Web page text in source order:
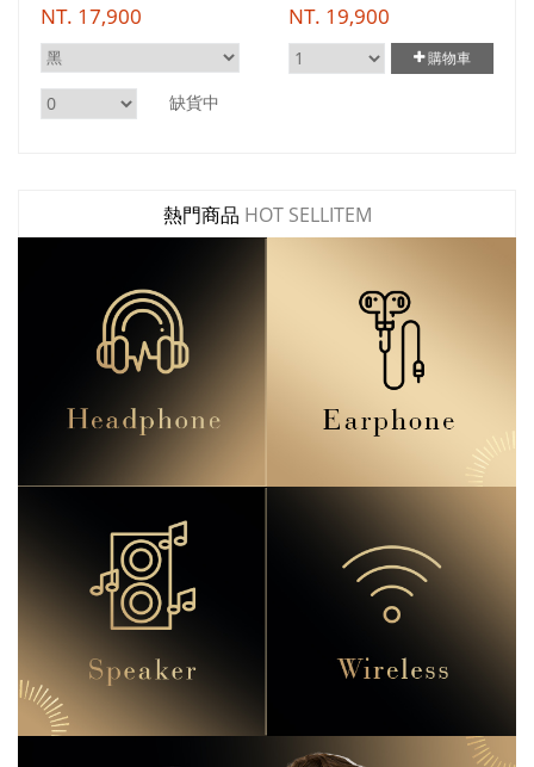
NT. 17,900
缺貨中
NT. 19,900
購物車
熱門商品 HOT SELLITEM